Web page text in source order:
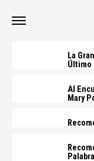
La
Último
Al
Mary